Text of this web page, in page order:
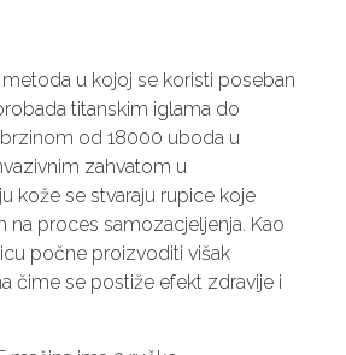
u kojoj se koristi poseban
titanskim iglama do
od 18000 uboda u
zahvatom u
kože se stvaraju rupice koje
na proces samozacjeljenja. Kao
počne proizvoditi višak
čime se postiže efekt zdravije i